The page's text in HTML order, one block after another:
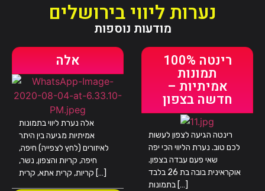
נערות ליווי בירושלים
מודעות נוספות
אלה
אלה נערת ליווי בתמונות
אמיתיות מגיעה בין היתר
לאיזורים (לחץ לצפייה) חיפה,
חיפה, קריות והצפון, נשר,
קריות, קרית אתא, קרית […]
רינטה 100%
תמונות
אמיתיות –
חדשה בצפון
רינטה הגיעה לצפון לעשות
לכם טוב. נערת הליווי הכי יפה
שאי פעם עבדה בצפון.
אוקראינית בובה בת 26 בלבד
בתמונות […]